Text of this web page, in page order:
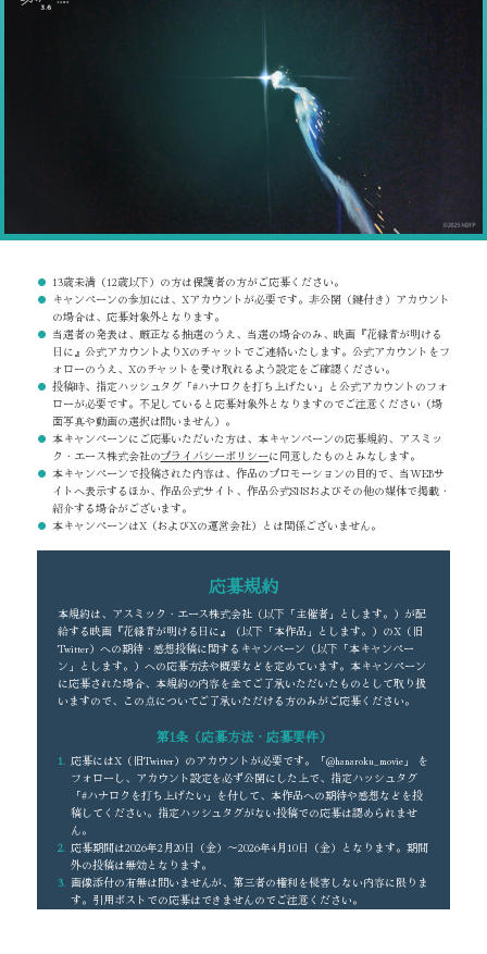
13歳未満（12歳以下）の方は保護者の方がご応募ください。
キャンペーンの参加には、Xアカウントが必要です。非公開（鍵付き）アカウント
の場合は、応募対象外となります。
当選者の発表は、厳正なる抽選のうえ、当選の場合のみ、映画『花緑青が明ける
日に』公式アカウントよりXのチャットでご連絡いたします。公式アカウントをフ
ォローのうえ、Xのチャットを受け取れるよう設定をご確認ください。
投稿時、指定ハッシュタグ「#ハナロクを打ち上げたい」と公式アカウントのフォ
ローが必要です。不足していると応募対象外となりますのでご注意ください（場
面写真や動画の選択は問いません）。
本キャンペーンにご応募いただいた方は、本キャンペーンの応募規約、アスミッ
ク・エース株式会社のプライバシーポリシーに同意したものとみなします。
本キャンペーンで投稿された内容は、作品のプロモーションの目的で、当WEBサ
イトへ表示するほか、作品公式サイト、作品公式SNSおよびその他の媒体で掲載・
紹介する場合がございます。
本キャンペーンはX（およびXの運営会社）とは関係ございません。
応募規約
本規約は、アスミック・エース株式会社（以下「主催者」とします。）が配
給する映画『花緑青が明ける日に』（以下「本作品」とします。）のX（旧
Twitter）への期待・感想投稿に関するキャンペーン（以下「本キャンペー
ン」とします。）への応募方法や概要などを定めています。本キャンペーン
に応募された場合、本規約の内容を全てご了承いただいたものとして取り扱
いますので、この点についてご了承いただける方のみがご応募ください。
第1条（応募方法・応募要件）
応募にはX（旧Twitter）のアカウントが必要です。「@hanaroku_movie」 を
フォローし、アカウント設定を必ず公開にした上で、指定ハッシュタグ
「#ハナロクを打ち上げたい」を付して、本作品への期待や感想などを投
稿してください。指定ハッシュタグがない投稿での応募は認められませ
ん。
応募期間は2026年2月20日（金）～2026年4月10日（金）となります。期間
外の投稿は無効となります。
画像添付の有無は問いませんが、第三者の権利を侵害しない内容に限りま
す。引用ポストでの応募はできませんのでご注意ください。